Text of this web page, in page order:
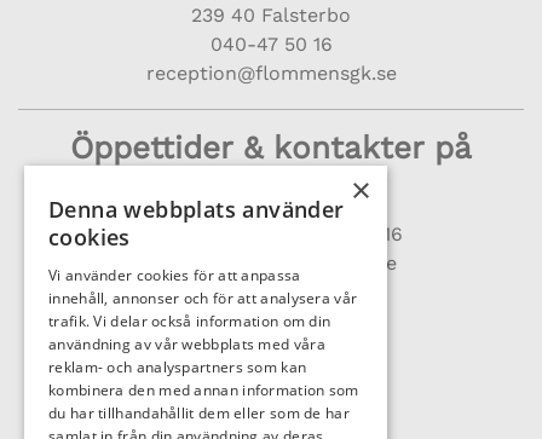
239 40 Falsterbo
040-47 50 16
reception@flommensgk.se
Öppettider & kontakter på
040 – 47 50 16
reception@flommensgk.se
Vardagar 8-17
Helg & helgdagar 8-15
Golfshop/Pro:
Vardagar 8-17
Helg & helgdagar 8-15
×
Denna webbplats använder
cookies
Vi använder cookies för att anpassa
innehåll, annonser och för att analysera vår
trafik. Vi delar också information om din
användning av vår webbplats med våra
reklam- och analyspartners som kan
kombinera den med annan information som
du har tillhandahållit dem eller som de har